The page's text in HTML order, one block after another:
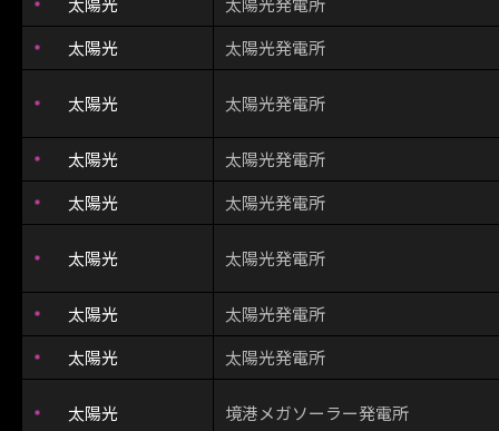
太陽光
太陽光発電所
太陽光 太陽光発電所
太陽光
太陽光発電所
太陽光
太陽光発電所
太陽光 太陽光発電所
太陽光
太陽光発電所
太陽光
太陽光発電所
太陽光 境港メガソーラー発電所